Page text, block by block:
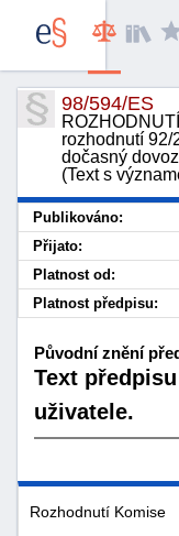
98/594/ES
rozhodnutí 92/
dočasný
(Text s
Publikováno:
Přijato:
Platnost od:
Platnost předpisu:
Původní znění
Text
uživatele.
Rozhodnutí Komise